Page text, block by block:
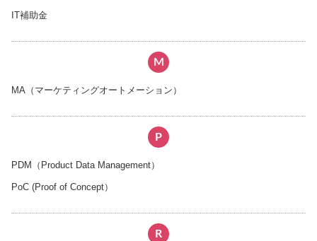
IT補助金
M
MA（マーケティングオートメーション）
P
PDM（Product Data Management）
PoC (Proof of Concept）
R